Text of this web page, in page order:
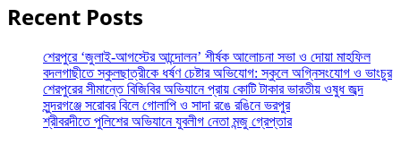
Recent Posts
শেরপুরে ‘জুলাই-আগস্টের আন্দোলন’ শীর্ষক আলোচনা সভা ও দোয়া মাহফিল
বদলগাছীতে স্কুলছাত্রীকে ধর্ষণ চেষ্টার অভিযোগ: স্কুলে অগ্নিসংযোগ ও ভাংচুর
শেরপুরের সীমান্তে বিজিবির অভিযানে প্রায় কোটি টাকার ভারতীয় ওষুধ জব্দ
সুন্দরগঞ্জে সরোবর বিলে গোলাপি ও সাদা রঙে রঙিনে ভরপুর
শ্রীবরদীতে পুলিশের অভিযানে যুবলীগ নেতা মন্জু গ্রেপ্তার